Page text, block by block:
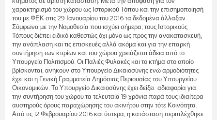
χαρακτηρισμό του χώρου ως Ιστορικού Τόπου και την επισημοποίησή
του με ΦΕΚ στις 29 Ιανουαρίου του 2016 τα δεδομένα άλλαξαν.
Σύμφωνα με την Νομοθεσία που ισχύει σήμερα, τους Ιστορικούς
Τόπους διέπει ειδικό καθεστώς όχι μόνο ως προς την ανακατασκευή,
την ανάπλαση και τις επισκευές αλλά ακόμα και για την επαρκή
συντήρηση των κτιρίων και του χώρου χρειάζεται άδεια από το
Υπουργείο Πολιτισμού. Οι Παλιές Φυλακές και το κτήμα στο οποίο
βρίσκονται, ανήκουν στο Υπουργείο Δικαιοσύνης ενώ αρμοδιότητες
έχει και η Γενική Γραμματεία Δημόσιας Περιουσίας του Υπουργείου
Οικονομικών. Το Υπουργείο Δικαιοσύνης έχει δείξει αδιαφορία για
την συντήρηση του χώρου τα τελευταία 19 χρόνια παρά τους ιδιαίτερα
αυστηρούς όρους παραχώρησης του ακινήτου στην τότε Κοινότητα.
Από τις 12 Φεβρουαρίου 2016 και ύστερα, η κατάσταση περιπλέχθηκε